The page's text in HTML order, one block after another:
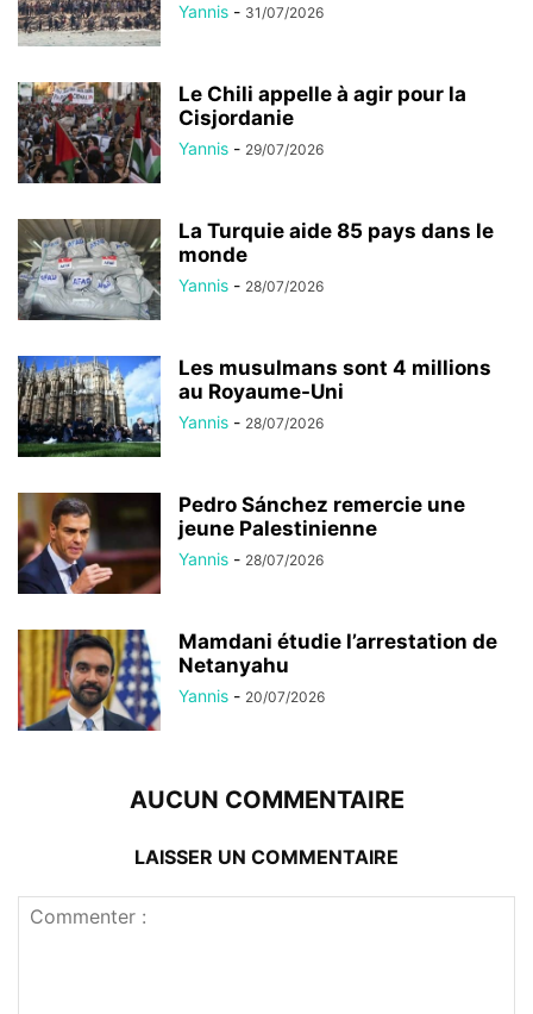
Yannis - 31/07/2026
Le Chili appelle à agir pour la
Cisjordanie
Yannis - 29/07/2026
La Turquie aide 85 pays dans le
monde
Yannis - 28/07/2026
Les musulmans sont 4 millions
au Royaume-Uni
Yannis - 28/07/2026
Pedro Sánchez remercie une
jeune Palestinienne
Yannis - 28/07/2026
Mamdani étudie l’arrestation de
Netanyahu
Yannis - 20/07/2026
AUCUN COMMENTAIRE
LAISSER UN COMMENTAIRE